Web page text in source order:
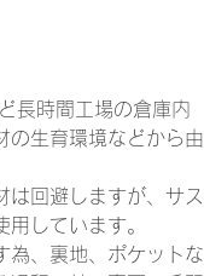
長時間工場の倉庫内
の生育環境などから由
は回避しますが、サス
しています。
為、裏地、ポケットな